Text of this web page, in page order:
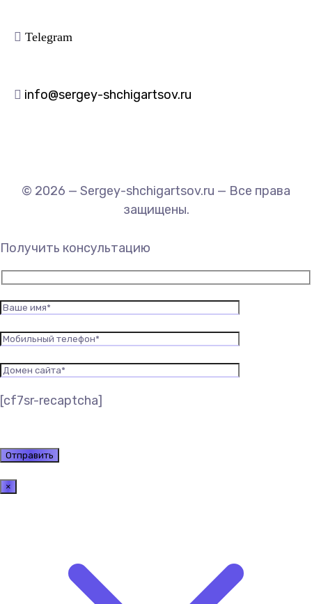
Telegram
info@sergey-shchigartsov.ru
© 2026 — Sergey-shchigartsov.ru — Все права
защищены.
Получить консультацию
[cf7sr-recaptcha]
×